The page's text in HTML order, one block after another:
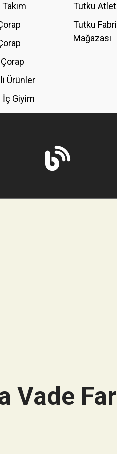
Ürünler
İç Giyim
Tutku Atlet
Tutku
Mağazası
Vade